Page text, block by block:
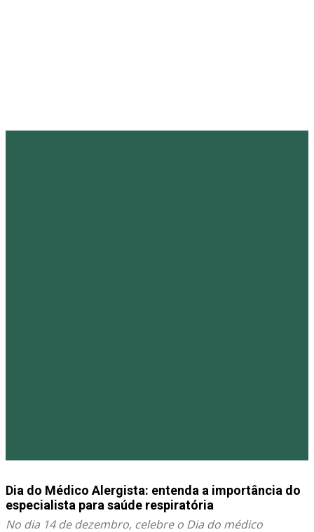
Dia do Médico Alergista: entenda a importância do
especialista para saúde respiratória
No dia 14 de dezembro, celebre o Dia do médico